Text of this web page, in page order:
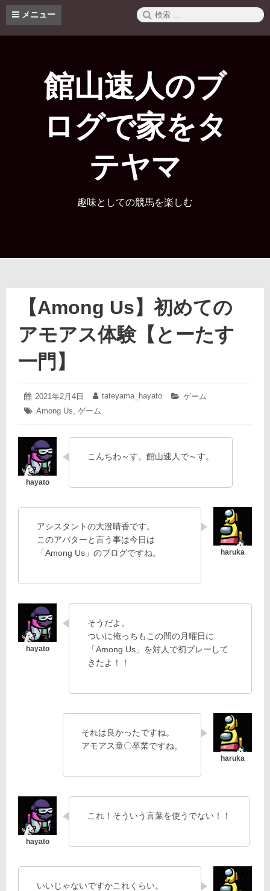
コ
メニュー
検
索:
館山速人のブ
ログで家をタ
テヤマ
趣味としての競馬を楽しむ
【Among Us】初めての
アモアス体験【とーたす
一門】
投
稿
2021年2月4日
2021
年
4
投
tateyama_hayato
カ
ー:
ゲーム
タ
Among Us, ゲーム
こんちわ～す。館山速人で～す。
アシスタントの大澄晴香です。
このアバターと言う事は今日は
「Among Us」のブログですね。
そうだよ。
ついに俺っちもこの間の月曜日に
「Among Us」を対人で初プレーして
きたよ！！
それは良かったですね。
アモアス童〇卒業ですね。
これ！そういう言葉を使うでない！！
いいじゃないですかこれくらい。